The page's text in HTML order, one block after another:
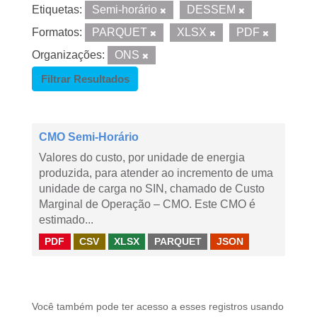
Etiquetas: Semi-horário
DESSEM
Formatos:
PARQUET XLSX
PDF
Organizações:
ONS
Filtrar Resultados
CMO Semi-Horário
Valores do custo, por unidade de energia
produzida, para atender ao incremento de uma
unidade de carga no SIN, chamado de Custo
Marginal de Operação – CMO. Este CMO é
estimado...
PDF CSV XLSX PARQUET JSON
Você também pode ter acesso a esses registros usando